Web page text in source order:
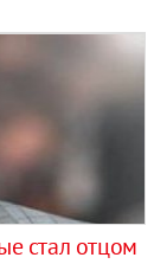
стал отцом